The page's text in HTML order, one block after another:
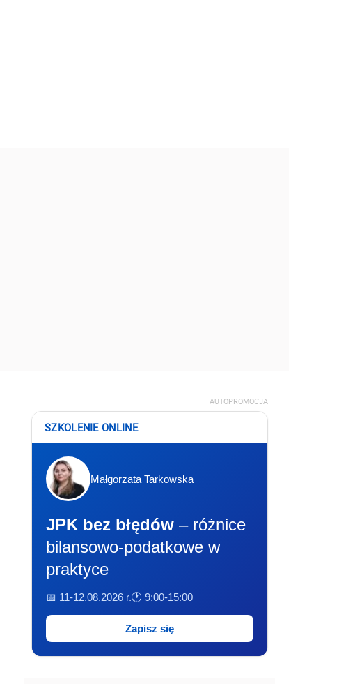
AUTOPROMOCJA
SZKOLENIE ONLINE
Małgorzata Tarkowska
JPK bez błędów – różnice
bilansowo-podatkowe w
praktyce
📅 11-12.08.2026 r.🕐 9:00-15:00
Zapisz się